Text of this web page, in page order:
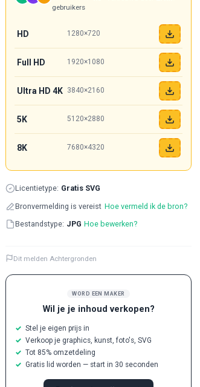
WORD EEN MAKER
Wil je je inhoud verkopen?
Stel je eigen prijs in
Verkoop je graphics, kunst, foto's, SVG
Tot 85% omzetdeling
Gratis lid worden — start in 30 seconden
gebruikers
HD 1280×720
Full HD 1920×1080
Ultra HD 4K 3840×2160
5K 5120×2880
8K 7680×4320
Licentietype: Gratis SVG
Bronvermelding is vereist Hoe vermeld ik de bron?
Bestandstype: JPG Hoe bewerken?
Dit melden Achtergronden